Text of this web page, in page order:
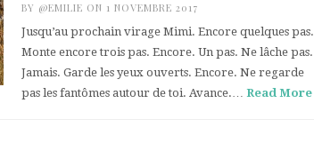
BY @EMILIE ON 1 NOVEMBRE 2017
Jusqu’au prochain virage Mimi. Encore quelques pas.
Monte encore trois pas. Encore. Un pas. Ne lâche pas.
Jamais. Garde les yeux ouverts. Encore. Ne regarde
pas les fantômes autour de toi. Avance.… Read More